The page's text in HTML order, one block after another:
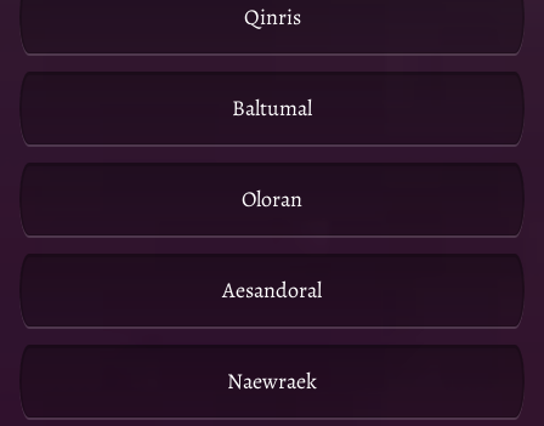
Qinris
Baltumal
Oloran
Aesandoral
Naewraek